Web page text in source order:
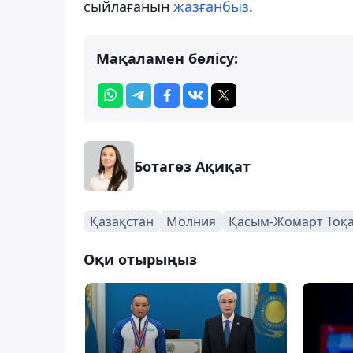
сыйлағанын жазғанбыз.
Мақаламен бөлісу:
Ботагөз Ақиқат
Қазақстан Молния Қасым-Жомарт
Оқи отырыңыз